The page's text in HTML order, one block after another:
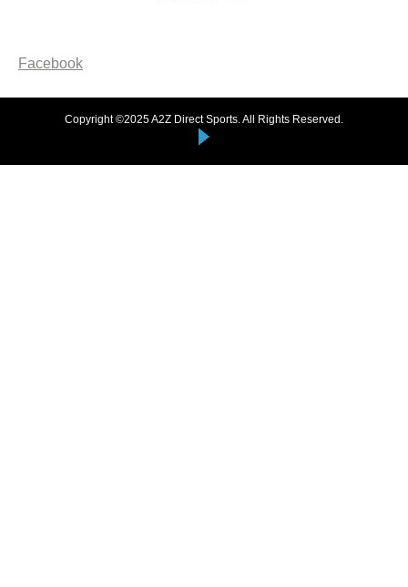
Facebook
Copyright ©2025 A2Z Direct Sports. All Rights Reserved.